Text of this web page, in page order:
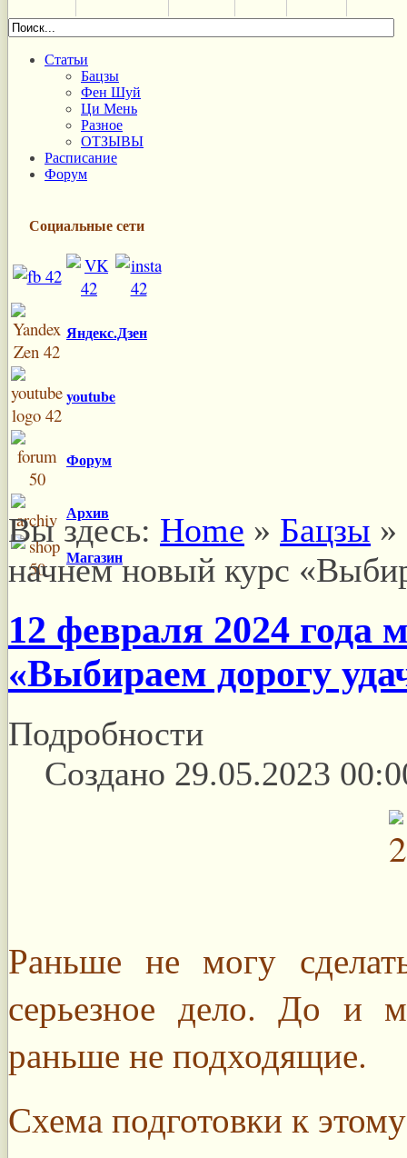
Статьи
Бацзы
Фен Шуй
Ци Мень
Разное
ОТЗЫВЫ
Расписание
Форум
Социальные сети
Яндекс.Дзен
youtube
Форум
Архив
Магазин
Вы здесь: Home » Бацзы »
начнем новый курс
12 февраля 2024 года мы начнем новый курс
«Выбираем дорогу
Подробности
Создано 29.05.2023
Раньше не могу
серьезное дело. До и
раньше не подходящие.
Схема подготовки к